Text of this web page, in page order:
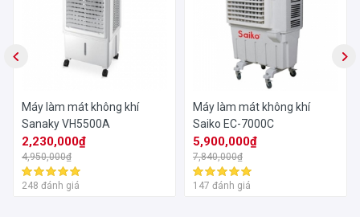
Máy làm mát không khí
Sanaky VH5500A
2,230,000₫
4,950,000₫
248 đánh giá
Máy làm mát không khí
Saiko EC-7000C
5,900,000₫
7,840,000₫
147 đánh giá